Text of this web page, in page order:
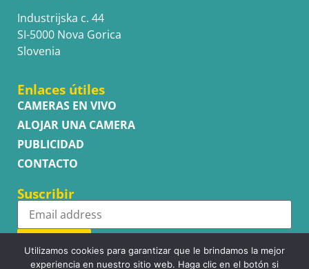
Industrijska c. 44
SI-5000 Nova Gorica
Slovenia
Enlaces útiles
CAMERAS EN VIVO
ALOJAR UNA CAMERA
PUBLICIDAD
CONTACTO
Suscribir
Subscribe
Utilizamos cookies para garantizar que le brindamos la mejor
experiencia en nuestro sitio web. Haga clic en el botón si